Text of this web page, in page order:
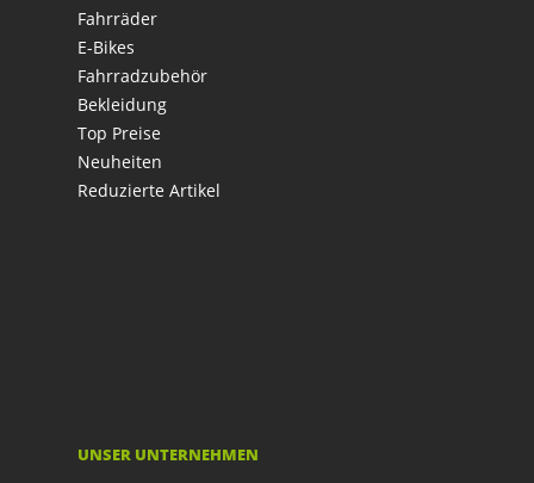
Fahrräder
E-Bikes
Fahrradzubehör
Bekleidung
Top Preise
Neuheiten
Reduzierte Artikel
UNSER UNTERNEHMEN